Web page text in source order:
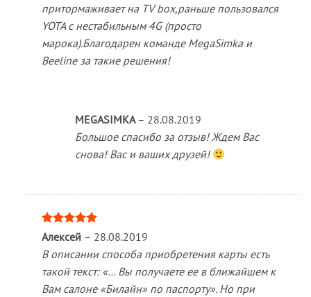
притормаживает на TV box,раньше пользовался
YOTA с нестабильным 4G (просто
марока).Благодарен команде MegaSimka и
Beeline за такие решения!
MEGASIMKA – 28.08.2019
Большое спасибо за отзыв! Ждем Вас
снова! Вас и ваших друзей!
Оценка
Алексей – 28.08.2019
В описании способа приобретения карты есть
такой текст: «… Вы получаете ее в ближайшем к
Вам салоне «Билайн» по паспорту». Но при